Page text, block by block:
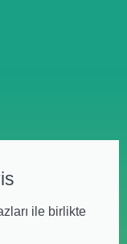
ile birlikte